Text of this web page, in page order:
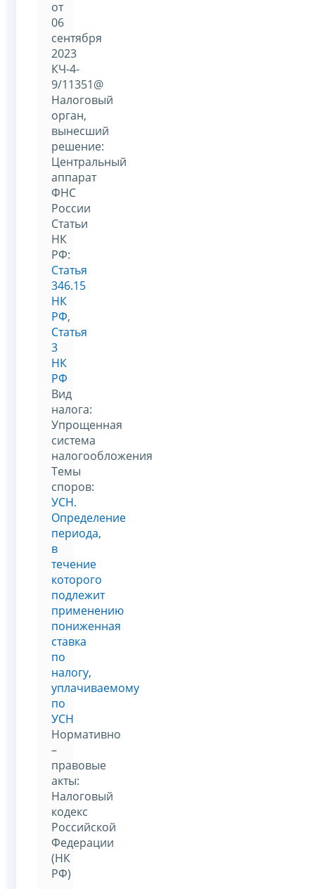
от
06
сентября
2023
КЧ-4-
9/11351@
Налоговый
орган,
вынесший
решение:
Центральный
аппарат
ФНС
России
Статьи
НК
РФ:
Статья
346.15
НК
РФ,
Статья
3
НК
РФ
Вид
налога:
Упрощенная
система
налогообложения
Темы
споров:
УСН.
Определение
периода,
в
течение
которого
подлежит
применению
пониженная
ставка
по
налогу,
уплачиваемому
по
УСН
Нормативно
–
правовые
акты:
Налоговый
кодекс
Российской
Федерации
(НК
РФ)